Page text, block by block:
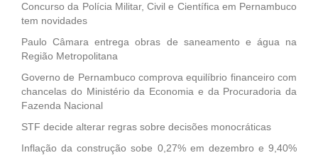
Concurso da Polícia Militar, Civil e Científica em Pernambuco
tem novidades
Paulo Câmara entrega obras de saneamento e água na
Região Metropolitana
Governo de Pernambuco comprova equilíbrio financeiro com
chancelas do Ministério da Economia e da Procuradoria da
Fazenda Nacional
STF decide alterar regras sobre decisões monocráticas
Inflação da construção sobe 0,27% em dezembro e 9,40%